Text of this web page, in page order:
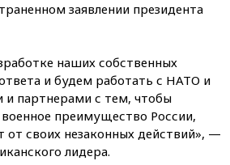
заявлении президента
наших собственных
и будем работать с НАТО и
партнерами с тем, чтобы
преимущество России,
от своих незаконных действий», —
лидера.